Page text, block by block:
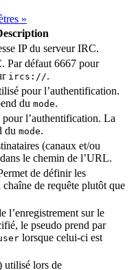
»
IP du serveur IRC.
Par défaut 6667 pour
ircs://.
pour l’authentification.
du mode.
l’authentification. La
du mode.
(canaux et/ou
le chemin de l’URL.
de définir les
chaîne de requête plutôt que
l’enregistrement sur le
le pseudo prend par
lorsque celui-ci est
utilisé lors de